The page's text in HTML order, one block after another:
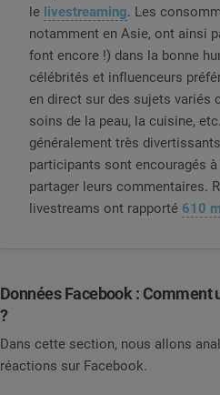
le livestreaming. Les
notamment en Asie, ont ainsi
font encore !) dans la bonne
célébrités et influenceurs
en direct sur des sujets variés
soins de la peau, la cuisine,
généralement très
participants sont encouragés
partager leurs commentaires.
livestreams ont rapporté 610
Données Facebook :
?
Dans cette section, nous allons
réactions sur Facebook.